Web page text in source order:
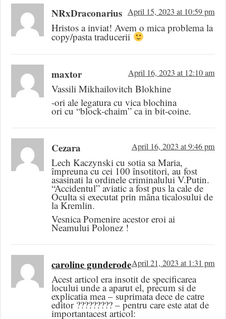
NRxDraconarius April 15, 2023 at 10:59 pm
Hristos a inviat! Avem o mica problema la
copy/pasta traducerii
maxtor April 16, 2023 at 12:10 am
Vassili Mikhailovitch Blokhine
-ori ale legatura cu vica blochina
ori cu “block-chaim” ca in bit-coine.
Cezara April 16, 2023 at 9:46 pm
Lech Kaczynski cu sotia sa Maria,
împreuna cu cei 100 însotitori, au fost
asasinati la ordinele criminalului V.Putin.
“Accidentul” aviatic a fost pus la cale de
Oculta si executat prin mâna ticalosului de
la Kremlin.
Vesnica Pomenire acestor eroi ai
Neamului Polonez !
caroline gunderodeApril 21, 2023 at 1:31 pm
Acest articol era insotit de specificarea
locului unde a aparut el, precum si de
explicatia mea – suprimata dece de catre
editor ????????? – pentru care este atat de
importantacest articol: